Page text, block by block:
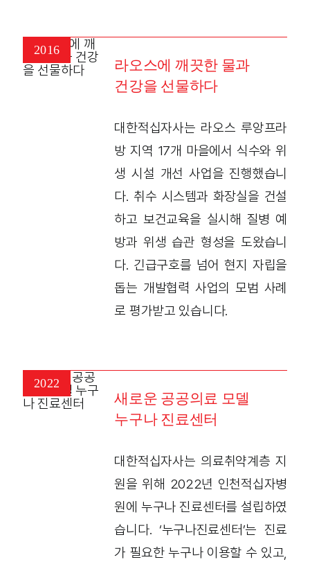
2016
라오스에 깨끗한 물과
건강을 선물하다
대한적십자사는 라오스 루앙프라
방 지역 17개 마을에서 식수와 위
생 시설 개선 사업을 진행했습니
다. 취수 시스템과 화장실을 건설
하고 보건교육을 실시해 질병 예
방과 위생 습관 형성을 도왔습니
다. 긴급구호를 넘어 현지 자립을
돕는 개발협력 사업의 모범 사례
로 평가받고 있습니다.
2022
새로운 공공의료 모델
누구나 진료센터
대한적십자사는 의료취약계층 지
원을 위해 2022년 인천적십자병
원에 누구나 진료센터를 설립하였
습니다. ‘누구나진료센터’는 진료
가 필요한 누구나 이용할 수 있고,